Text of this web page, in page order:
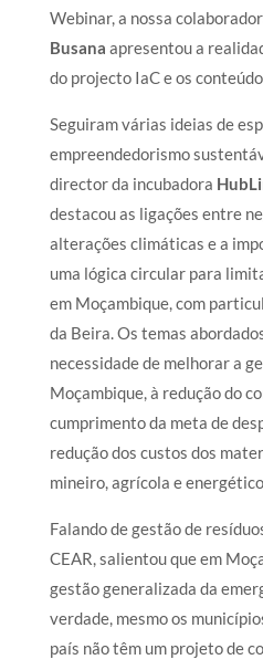
Webinar, a nossa
Busana apresentou a
do projecto IaC e os
Seguiram várias ideias de
empreendedorismo
director da incubadora
destacou as ligações entre
alterações climáticas e a
uma lógica circular para
em Moçambique, com
da Beira. Os temas
necessidade de melhorar a
Moçambique, à redução do
cumprimento da meta de
redução dos custos dos
mineiro, agrícola e
Falando de gestão de
CEAR, salientou que em
gestão generalizada da
verdade, mesmo os
país não têm um projeto de